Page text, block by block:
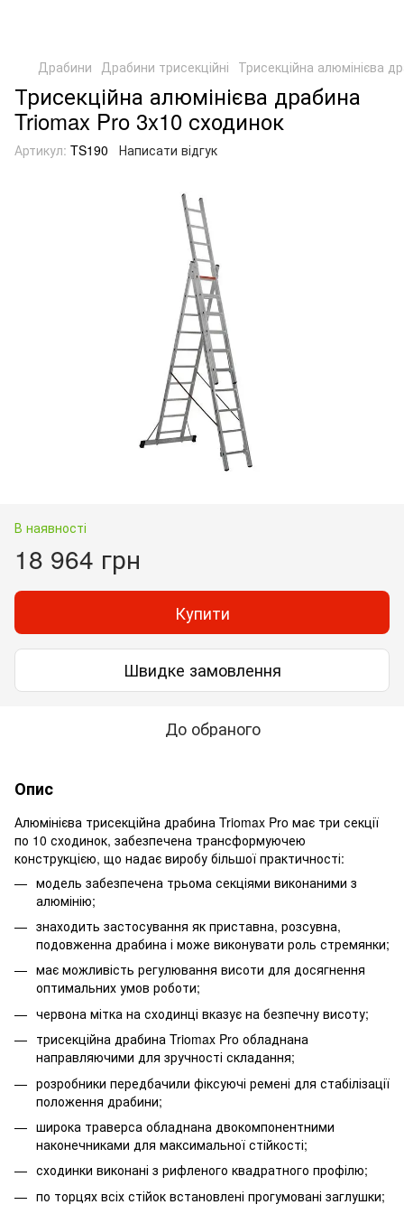
Драбини Драбини трисекційні Трисекційна алюмінієва
Трисекційна алюмінієва драбина
Triomax Pro 3x10 сходинок
Артикул: TS190 Написати відгук
В наявності
18 964 грн
Купити
Швидке замовлення
До обраного
Опис
Алюмінієва трисекційна драбина Triomax Pro має три секції
по 10 сходинок, забезпечена трансформуючею
конструкцією, що надає виробу більшої практичності:
модель забезпечена трьома секціями виконаними з
алюмінію;
знаходить застосування як приставна, розсувна,
подовженна драбина і може виконувати роль стремянки;
має можливість регулювання висоти для досягнення
оптимальних умов роботи;
червона мітка на сходинці вказує на безпечну висоту;
трисекційна драбина Triomax Pro обладнана
направляючими для зручності складання;
розробники передбачили фіксуючі ремені для стабілізації
положення драбини;
широка траверса обладнана двокомпонентними
наконечниками для максимальної стійкості;
сходинки виконані з рифленого квадратного профілю;
по торцях всіх стійок встановлені прогумовані заглушки;